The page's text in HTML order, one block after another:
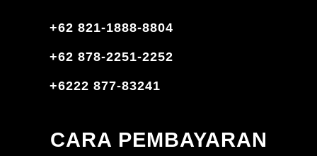
+62 821-1888-8804
+62 878-2251-2252
+6222 877-83241
CARA PEMBAYARAN